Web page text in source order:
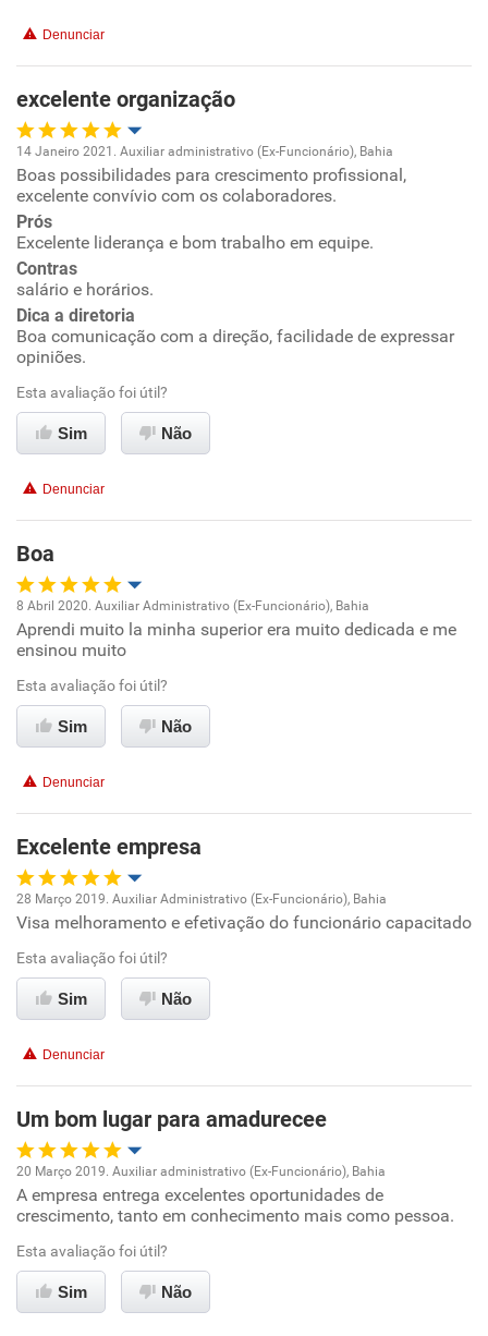
Benefícios
Recomenda esta empresa
Recomenda a diretoria
Denunciar
excelente organização
Oportunidade de promoção
Ambiente de trabalho
Conciliação com a vida familiar
Benefícios
Recomenda esta empresa
Recomenda a diretoria
14 Janeiro 2021. Auxiliar administrativo (Ex-Funcionário), Bahia
Boas possibilidades para crescimento profissional,
excelente convívio com os colaboradores.
Prós
Excelente liderança e bom trabalho em equipe.
Contras
salário e horários.
Dica a diretoria
Boa comunicação com a direção, facilidade de expressar
opiniões.
Esta avaliação foi útil?
Sim Não
Denunciar
Boa
Oportunidade de promoção
Ambiente de trabalho
Conciliação com a vida familiar
Recomenda esta empresa
Recomenda a diretoria
8 Abril 2020. Auxiliar Administrativo (Ex-Funcionário), Bahia
Aprendi muito la minha superior era muito dedicada e me
ensinou muito
Esta avaliação foi útil?
Sim Não
Denunciar
Excelente empresa
Oportunidade de promoção
Ambiente de trabalho
Benefícios
Recomenda esta empresa
Recomenda a diretoria
28 Março 2019. Auxiliar Administrativo (Ex-Funcionário), Bahia
Visa melhoramento e efetivação do funcionário capacitado
Esta avaliação foi útil?
Sim Não
Denunciar
Um bom lugar para amadurecee
Oportunidade de promoção
Ambiente de trabalho
Conciliação com a vida familiar
20 Março 2019. Auxiliar administrativo (Ex-Funcionário), Bahia
A empresa entrega excelentes oportunidades de
crescimento, tanto em conhecimento mais como pessoa.
Esta avaliação foi útil?
Sim Não